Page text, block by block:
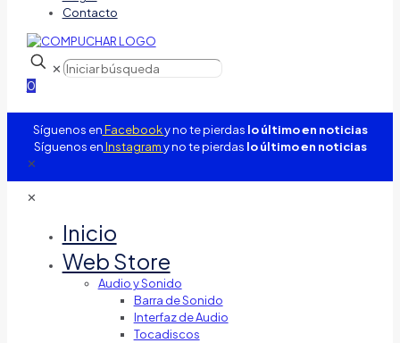
Contacto
✕
0
Síguenos enFacebooky no te pierdas lo último en noticias
Síguenos enInstagramy no te pierdas lo último en noticias
✕
✕
Inicio
Web Store
Audio y Sonido
Barra de Sonido
Interfaz de Audio
Tocadiscos